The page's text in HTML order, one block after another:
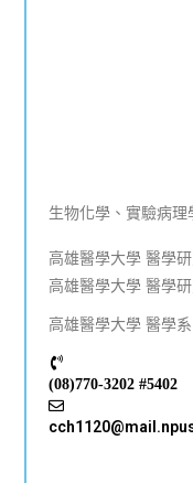
生物化學、實驗病
高雄醫學大學 醫學
高雄醫學大學 醫學
高雄醫學大學 醫學
(08)770-3202 #5402